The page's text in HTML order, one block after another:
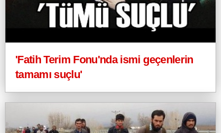
'Fatih Terim Fonu'nda ismi geçenlerin
tamamı suçlu'